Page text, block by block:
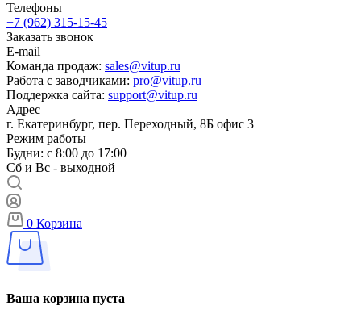
Телефоны
+7 (962) 315-15-45
Заказать звонок
E-mail
Команда продаж: sales@vitup.ru
Работа с заводчиками: pro@vitup.ru
Поддержка сайта: support@vitup.ru
Адрес
г. Екатеринбург, пер. Переходный, 8Б офис 3
Режим работы
Будни: с 8:00 до 17:00
Сб и Вс - выходной
0 Корзина
Ваша корзина пуста